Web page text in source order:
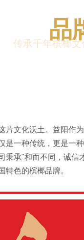
品
传承千年槟榔
片文化沃土。益阳作
是一种传统，更是一种
秉承"和而不同，诚
特色的槟榔品牌。